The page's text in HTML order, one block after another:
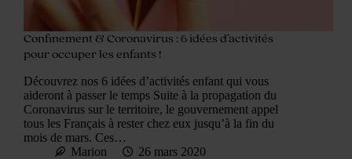
Confinement & Coronavirus : 6 idées d’activités
pour occuper les enfants !
Découvrez nos 6 idées d’activités enfant qui vous
aideront à passer le temps Suite à la propagation du
Coronavirus sur le territoire, le gouvernement appel
tous les Français à rester chez eux jusqu’à la fin du
mois de mars. Ces…
Marion
26 mars 2020